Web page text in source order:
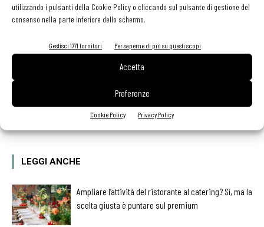
utilizzando i pulsanti della Cookie Policy o cliccando sul pulsante di gestione del
consenso nella parte inferiore dello schermo.
Gestisci 1771 fornitori Per saperne di più su questi scopi
Accetta
Preferenze
Cookie Policy Privacy Policy
TAG alma scuola cucina corsi formazione
LEGGI ANCHE
Ampliare l’attività del ristorante al catering? Sì, ma la
scelta giusta è puntare sul premium